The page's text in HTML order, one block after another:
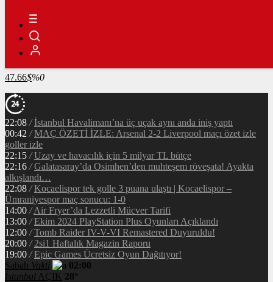
RİPPLE
48.71
%-2.1
TETHER
47.66$%0
22:08 / İstanbul Havalimanı’na üç uçak aynı anda iniş yaptı
00:42 / MAÇ ÖZETİ İZLE: Arsenal 2-2 Liverpool maçı özet izle
goller izle
22:15 / Uzay ve havacılık için 5 milyar TL bütçe
22:16 / Galatasaray’da Osimhen’den muhteşem röveşata! Ayakta
alkışlandı…
22:08 / Kocaelispor tek golle 3 puana ulaştı | Kocaelispor –
Ümraniyespor maç sonucu: 1-0
14:00 / Air Fryer’da Lezzetli Mücver Tarifi
13:00 / Ekim 2024 PlayStation Plus Oyunları Açıklandı
12:00 / Tomb Raider IV-V-VI Remastered Duyuruldu!
20:00 / 2si1 Haftalık Magazin Raporu
19:00 / Epic Games Ücretsiz Oyun Dağıtıyor!
Sabah Vakti
02:00
İstanbul AÇIK 28°